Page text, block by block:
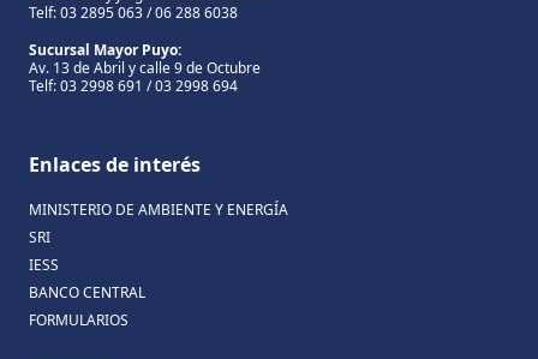
Telf: 03 2895 063 / 06 288 6038
Sucursal Mayor Puyo:
Av. 13 de Abril y calle 9 de Octubre
Telf: 03 2998 691 / 03 2998 694
Enlaces de interés
MINISTERIO DE AMBIENTE Y ENERGÍA
SRI
IESS
BANCO CENTRAL
FORMULARIOS